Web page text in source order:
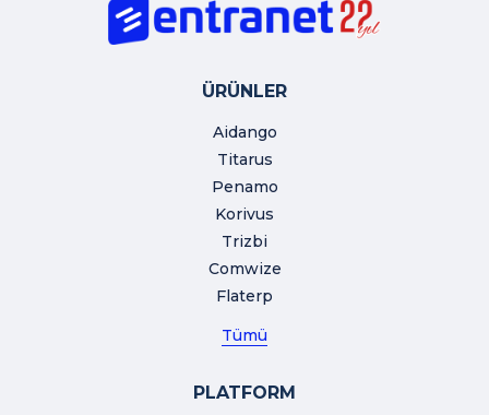
ÜRÜNLER
Aidango
Titarus
Penamo
Korivus
Trizbi
Comwize
Flaterp
Tümü
PLATFORM